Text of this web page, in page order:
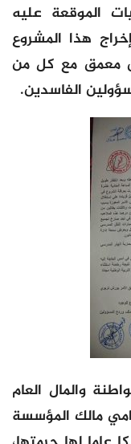
الموقعة عليه
هذا المشروع
معمق مع كل من
الفاسدين.
والمال العام
مالك المؤسسة